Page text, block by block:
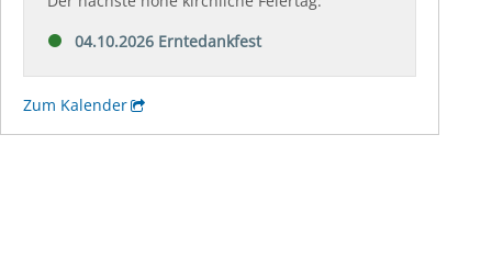
04.10.2026 Erntedankfest
Zum Kalender